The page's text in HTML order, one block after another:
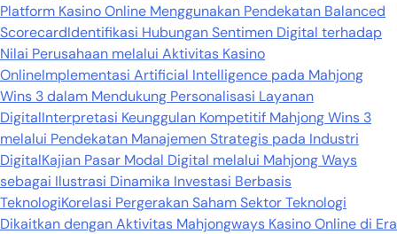
Platform Kasino Online Menggunakan Pendekatan Balanced
ScorecardIdentifikasi Hubungan Sentimen Digital terhadap
Nilai Perusahaan melalui Aktivitas Kasino
OnlineImplementasi Artificial Intelligence pada Mahjong
Wins 3 dalam Mendukung Personalisasi Layanan
DigitalInterpretasi Keunggulan Kompetitif Mahjong Wins 3
melalui Pendekatan Manajemen Strategis pada Industri
DigitalKajian Pasar Modal Digital melalui Mahjong Ways
sebagai Ilustrasi Dinamika Investasi Berbasis
TeknologiKorelasi Pergerakan Saham Sektor Teknologi
Dikaitkan dengan Aktivitas Mahjongways Kasino Online di Era